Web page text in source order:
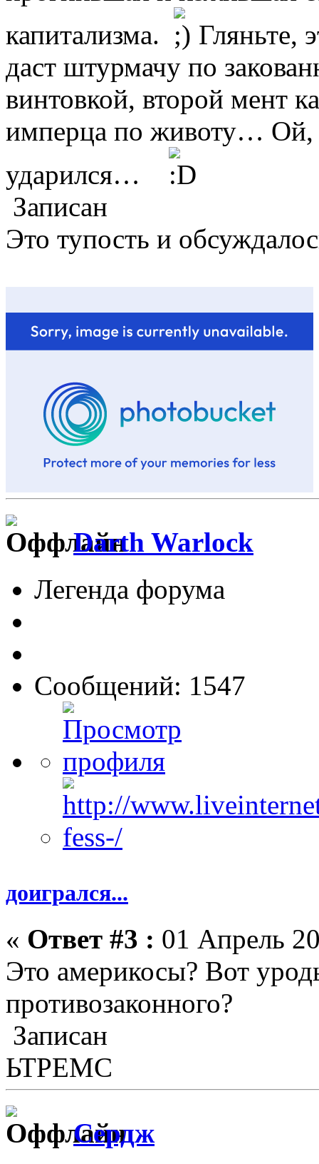
капитализма.
Гляньте,
даст штурмачу по
винтовкой, второй мент
имперца по животу… Ой,
ударился…
Записан
Это тупость и
Darth Warlock
Легенда форума
Сообщений: 1547
доигрался...
« Ответ #3 : 01 Апрель
Это америкосы? Вот
противозаконного?
Записан
ЬТРЕМС
Сердж